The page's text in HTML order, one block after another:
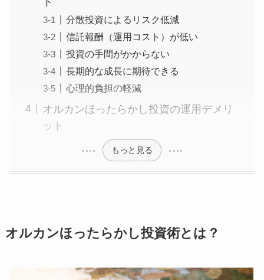
分散投資によるリスク低減
信託報酬（運用コスト）が低い
投資の手間がかからない
長期的な成長に期待できる
心理的負担の軽減
オルカンほったらかし投資の運用デメリ
ット
もっと見る
オルカンほったらかし投資術とは？